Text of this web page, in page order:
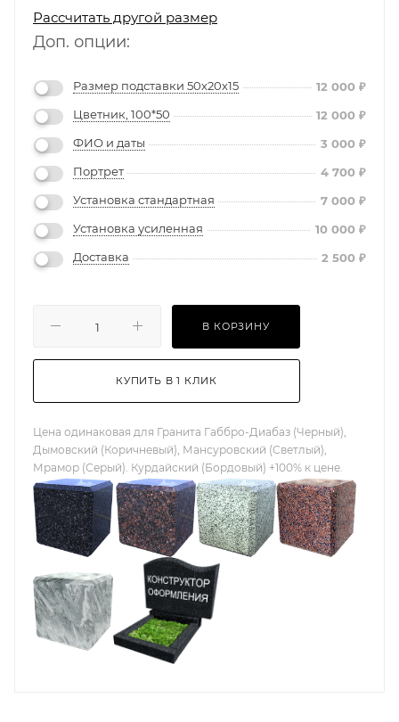
Рассчитать другой размер
Доп. опции:
Размер подставки 50х20х15 12 000 ₽
Цветник, 100*50
12 000 ₽
ФИО и даты
3 000 ₽
Портрет
4 700 ₽
Установка стандартная
7 000 ₽
Установка усиленная
10 000 ₽
Доставка
2 500 ₽
В КОРЗИНУ
КУПИТЬ В 1 КЛИК
Цена одинаковая для Гранита Габбро-Диабаз (Черный),
Дымовский (Коричневый), Мансуровский (Светлый),
Мрамор (Серый). Курдайский (Бордовый) +100% к цене.